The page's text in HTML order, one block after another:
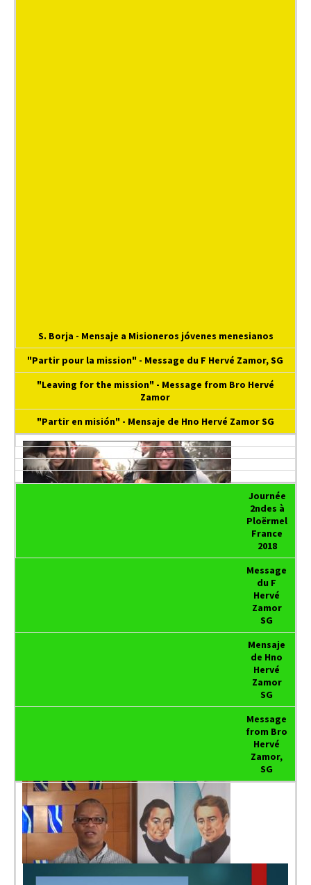
S. Borja - Mensaje a Misioneros jóvenes menesianos
"Partir pour la mission" - Message du F Hervé Zamor, SG
"Leaving for the mission" - Message from Bro Hervé
Zamor
"Partir en misión" - Mensaje de Hno Hervé Zamor SG
Journée
2ndes à
Ploërmel
France
2018
Message
du F
Hervé
Zamor
SG
Mensaje
de Hno
Hervé
Zamor
SG
Message
from Bro
Hervé
Zamor,
SG